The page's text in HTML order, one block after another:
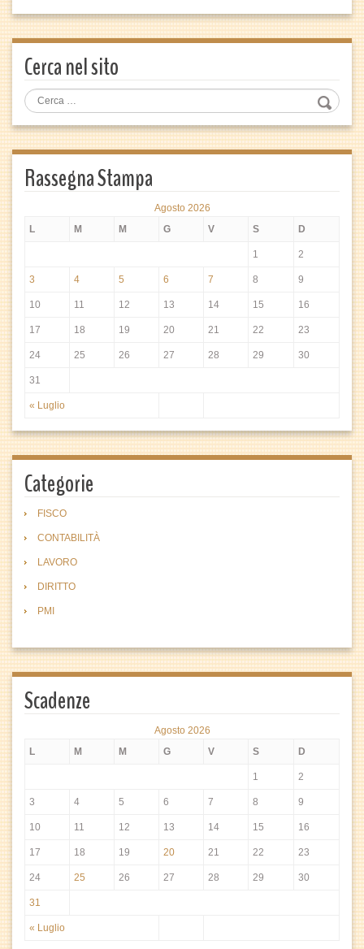
Cerca nel sito
Rassegna Stampa
Agosto 2026
L
M M G V S D
« Luglio
1 2
3 4 5 6 7 8 9
10 11 12 13 14 15 16
17 18 19 20 21 22 23
24 25 26 27 28 29 30
31
Categorie
FISCO
CONTABILITÀ
LAVORO
DIRITTO
PMI
Scadenze
Agosto 2026
L
M M G V S D
« Luglio
1 2
3 4 5 6 7 8 9
10 11 12 13 14 15 16
17 18 19 20 21 22 23
24 25 26 27 28 29 30
31